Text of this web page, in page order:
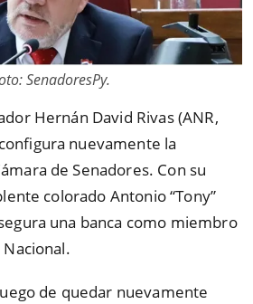
SenadoresPy.
Hernán David Rivas (ANR,
nuevamente la
de Senadores. Con su
colorado Antonio “Tony”
una banca como miembro
de quedar nuevamente